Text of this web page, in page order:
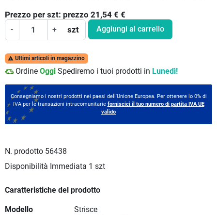
Prezzo per szt: prezzo 21,54 € €
- + szt Aggiungi al carrello
 Ultimi articoli in magazzino
Ordine Oggi Spediremo i tuoi prodotti in Lunedì!
Consegniamo i nostri prodotti nei paesi dell'Unione Europea. Per ottenere lo 0% di
IVA per le transazioni intracomunitarie forniscici il tuo numero di partita IVA UE
valido
N. prodotto 56438
Disponibilità Immediata 1 szt
Caratteristiche del prodotto
Modello
Strisce